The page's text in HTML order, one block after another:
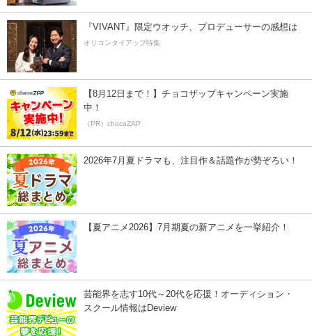
『VIVANT』限定ウオッチ、プロデューサーの感想は
オリコンタイアップ特集
【8月12日まで！】チョコザップキャンペーン実施
中！
（PR）chocoZAP
2026年7月夏ドラマも、注目作＆話題作が勢ぞろい！
【夏アニメ2026】7月期夏の新アニメを一挙紹介！
芸能界を志す10代～20代を応援！オーディション・
スクール情報はDeview